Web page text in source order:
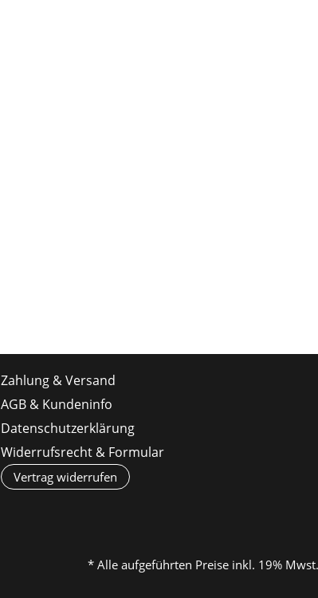
Zahlung & Versand
AGB & Kundeninfo
Datenschutzerklärung
Widerrufsrecht & Formular
Vertrag widerrufen
* Alle aufgeführten Preise inkl. 19%